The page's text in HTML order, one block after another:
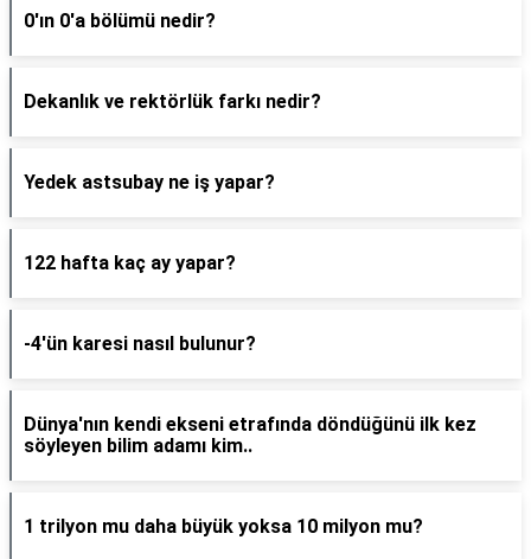
0'ın 0'a bölümü nedir?
Dekanlık ve rektörlük farkı nedir?
Yedek astsubay ne iş yapar?
122 hafta kaç ay yapar?
-4'ün karesi nasıl bulunur?
Dünya'nın kendi ekseni etrafında döndüğünü ilk kez
söyleyen bilim adamı kim..
1 trilyon mu daha büyük yoksa 10 milyon mu?